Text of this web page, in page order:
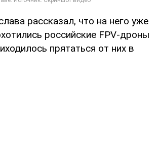
рассказал, что на него уже
российские FPV-дроны
прятаться от них в